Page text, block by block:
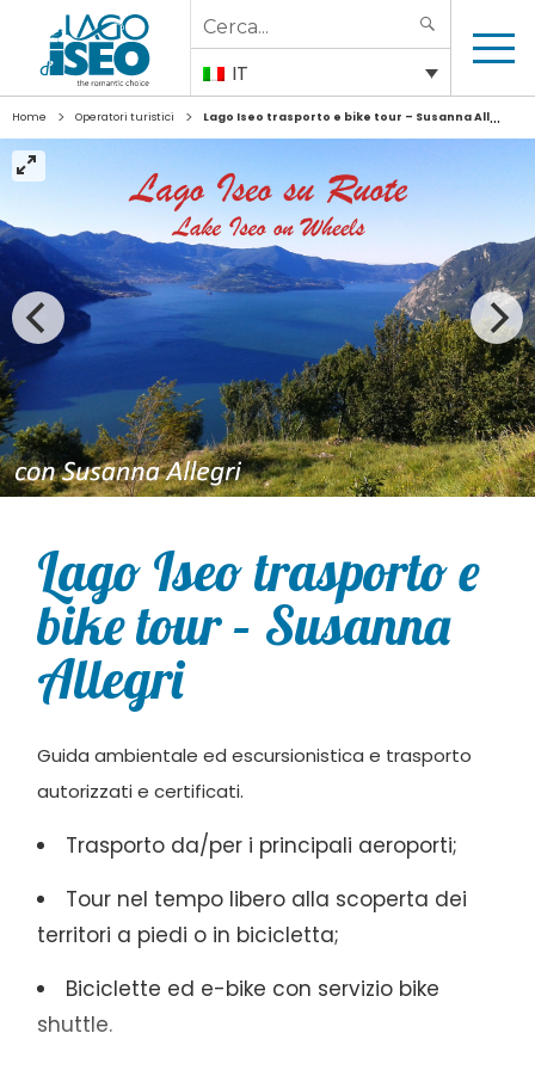
Search
for:
IT
Home > Operatori turistici > Lago Iseo trasporto e bike tour – Susanna Allegri
Lago Iseo trasporto e
bike tour – Susanna
Allegri
Guida ambientale ed escursionistica e trasporto
autorizzati e certificati.
Trasporto da/per i principali aeroporti;
Tour nel tempo libero alla scoperta dei
territori a piedi o in bicicletta;
Biciclette ed e-bike con servizio bike
shuttle.